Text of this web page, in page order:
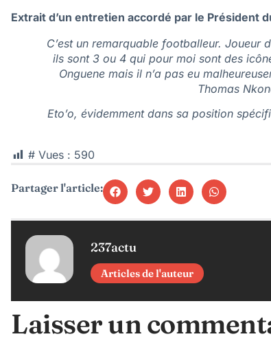
Extrait d’un entretien accordé par le Président
C’est un remarquable footballeur. Joueur
ils sont 3 ou 4 qui pour moi sont des
Onguene mais il n’a pas eu
Thomas
Eto’o, évidemment dans sa position
# Vues : 590
Partager l'article:
237actu
Articles de l'auteur
Laisser un